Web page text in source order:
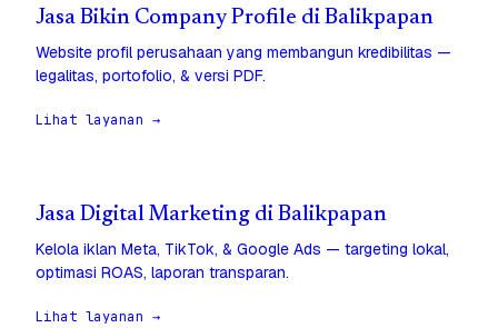
Jasa Bikin Company Profile di Balikpapan
Website profil perusahaan yang membangun kredibilitas —
legalitas, portofolio, & versi PDF.
Lihat layanan →
Jasa Digital Marketing di Balikpapan
Kelola iklan Meta, TikTok, & Google Ads — targeting lokal,
optimasi ROAS, laporan transparan.
Lihat layanan →